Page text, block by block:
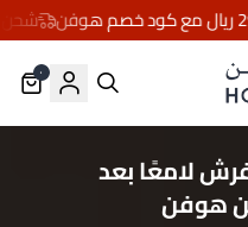
شحن مجاني
٠
لامعًا بعد
هوفن